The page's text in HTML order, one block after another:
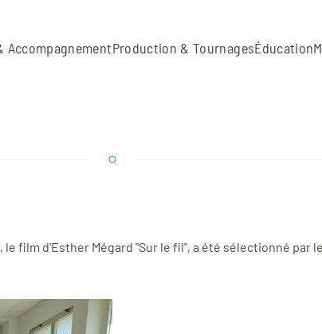
AccompagnementProduction & TournagesÉducation
film d'Esther Mégard "Sur le fil", a été sélectionné par le